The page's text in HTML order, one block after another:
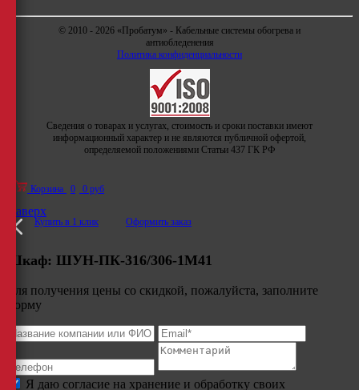
© 2010 - 2026 «Пробатум» - Кабельные системы обогрева и
антиобледенения
Политика конфиденциальности
Сведения о товарах и услугах, стоимость и сроки поставки имеют
информационный характер и не являются публичной офертой,
определяемой положениями Статьи 437 ГК РФ
Корзина 0 0 руб
Купить в 1 клик Оформить заказ
Наверх
Шкаф: ШУН-ПК-316/306-1М41
Для получения цены со скидкой, пожалуйста, заполните
форму
Я даю согласие на хранение и обработку своих